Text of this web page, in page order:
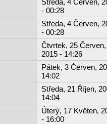
- 00:28
Středa, 4 Červen,
- 00:28
Čtvrtek, 25 Červen,
2015 - 14:26
Pátek, 3 Červen,
14:02
Středa, 21 Říjen,
14:04
Úterý, 17 Květen,
- 16:00